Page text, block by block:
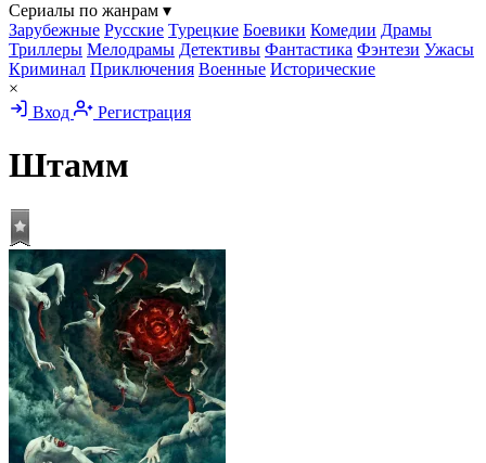
Сериалы по жанрам ▾
Зарубежные Русские Турецкие Боевики Комедии Драмы
Триллеры Мелодрамы Детективы Фантастика Фэнтези Ужасы
Криминал Приключения Военные Исторические
×
Вход
Регистрация
Штамм